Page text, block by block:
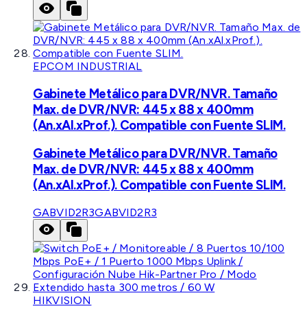
EPCOM INDUSTRIAL
Gabinete Metálico para DVR/NVR. Tamaño
Max. de DVR/NVR: 445 x 88 x 400mm
(An.xAl.xProf.). Compatible con Fuente SLIM.
Gabinete Metálico para DVR/NVR. Tamaño
Max. de DVR/NVR: 445 x 88 x 400mm
(An.xAl.xProf.). Compatible con Fuente SLIM.
GABVID2R3GABVID2R3
HIKVISION